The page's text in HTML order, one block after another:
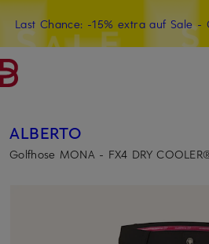
ZUM HAUPTINHALT ÜBERSPRINGEN
Last Chance: -15% extra auf Sale-
20€-Willkommensgutschein mit
ALBERTO
Golfhose MONA - FX4 DRY